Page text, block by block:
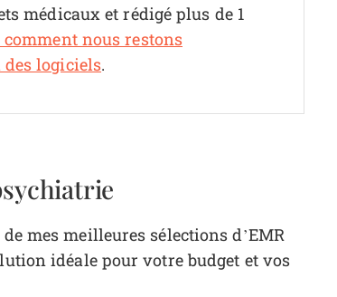
médicaux et rédigé plus de 1
comment nous restons
logiciels.
mes meilleures sélections d’EMR
idéale pour votre budget et vos